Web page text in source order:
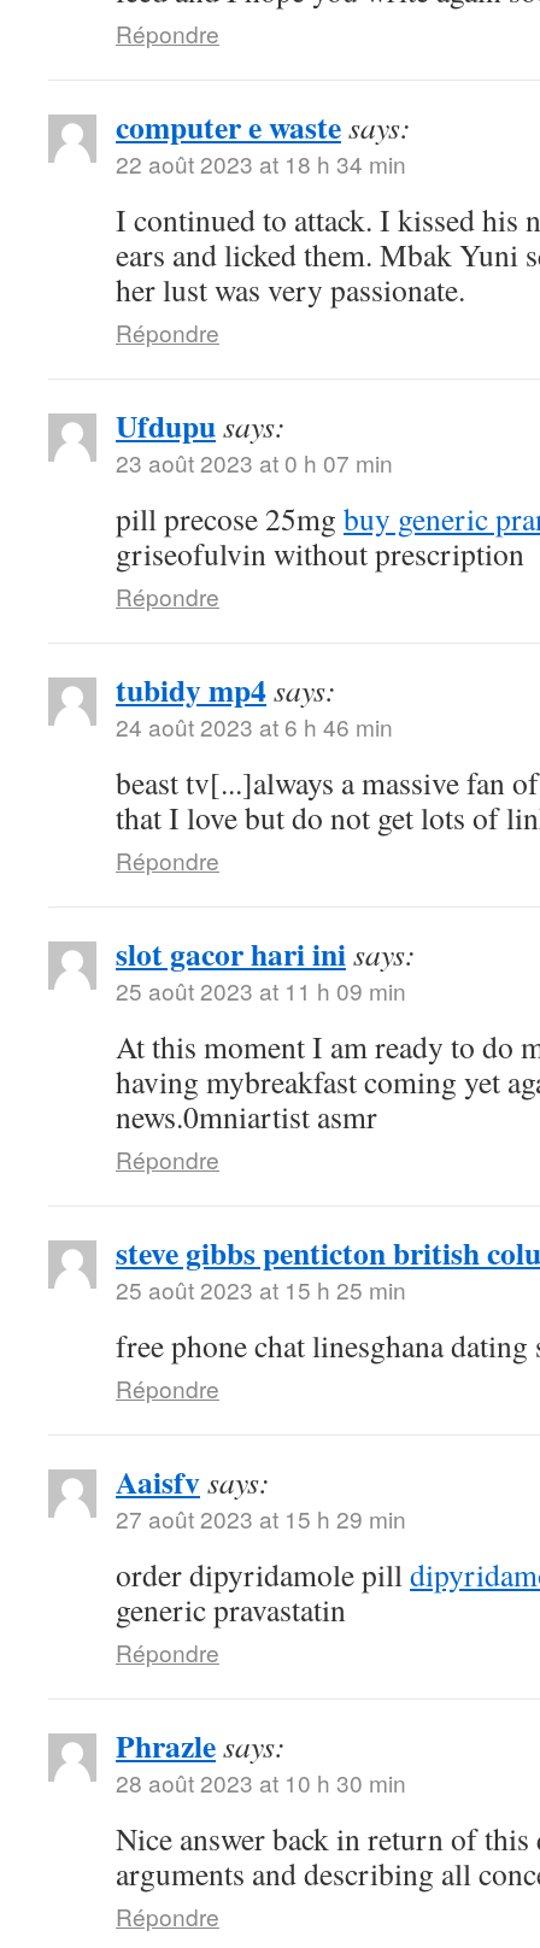
Répondre
computer e wastesays:
22 août 2023 at 18 h 34 min
I continued to attack. I kissed his
ears and licked them. Mbak Yuni
her lust was very passionate.
Répondre
Ufdupusays:
23 août 2023 at 0 h 07 min
pill precose 25mg buy generic
griseofulvin without prescription
Répondre
tubidy mp4says:
24 août 2023 at 6 h 46 min
beast tv[...]always a massive fan
that I love but do not get lots of
Répondre
slot gacor hari inisays:
25 août 2023 at 11 h 09 min
At this moment I am ready to do
having mybreakfast coming yet
news.0mniartist asmr
Répondre
steve gibbs penticton british
25 août 2023 at 15 h 25 min
free phone chat linesghana dating
Répondre
Aaisfvsays:
27 août 2023 at 15 h 29 min
order dipyridamole pill
generic pravastatin
Répondre
Phrazlesays:
28 août 2023 at 10 h 30 min
Nice answer back in return of
arguments and describing all
Répondre